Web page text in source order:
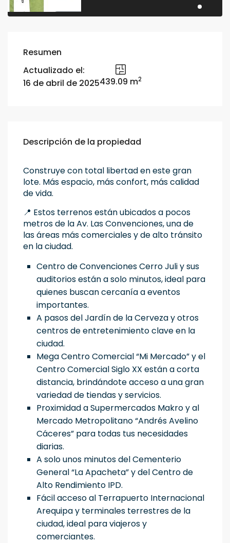
Resumen
Actualizado el:
16 de abril de 2025439.09 m2
Descripción de la propiedad
Construye con total libertad en este gran
lote. Más espacio, más confort, más calidad
de vida.
📍 Estos terrenos están ubicados a pocos
metros de la Av. Las Convenciones, una de
las áreas más comerciales y de alto tránsito
en la ciudad.
Centro de Convenciones Cerro Juli y sus
auditorios están a solo minutos, ideal para
quienes buscan cercanía a eventos
importantes.
A pasos del Jardín de la Cerveza y otros
centros de entretenimiento clave en la
ciudad.
Mega Centro Comercial “Mi Mercado” y el
Centro Comercial Siglo XX están a corta
distancia, brindándote acceso a una gran
variedad de tiendas y servicios.
Proximidad a Supermercados Makro y al
Mercado Metropolitano “Andrés Avelino
Cáceres” para todas tus necesidades
diarias.
A solo unos minutos del Cementerio
General “La Apacheta” y del Centro de
Alto Rendimiento IPD.
Fácil acceso al Terrapuerto Internacional
Arequipa y terminales terrestres de la
ciudad, ideal para viajeros y
comerciantes.